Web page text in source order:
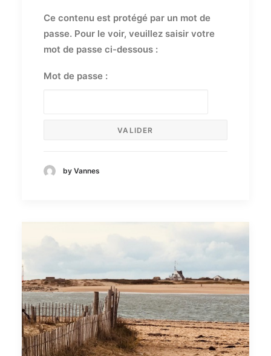
Ce contenu est protégé par un mot de
passe. Pour le voir, veuillez saisir votre
mot de passe ci-dessous :
Mot de passe :
by Vannes